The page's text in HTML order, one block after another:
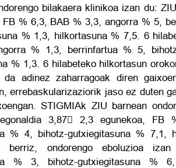
bilakaera klinikoa izan du:
FB % 6,3, BAB % 3,3, angorra % 5,
% 1,3, hilkortasuna % 7,5. 6
% 1,3, berrinfartua % 5,
% 1,3. 6 hilabeteko hilkortasun
da adinez zaharragoak diren
errebaskularizaziorik jaso ez duten
STIGMIAk ZIU barnean
3,87 2,3 egunekoa, FB
% 4, bihotz-gutxiegitasuna % 7,1,
berriz, ondorengo eboluzioa
% 3, bihotz-gutxiegitasuna %